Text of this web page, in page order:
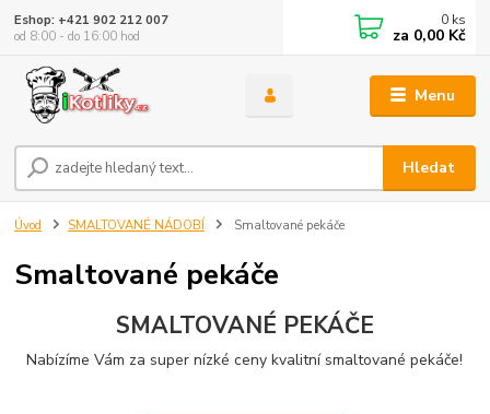
Menu
Hledat
Eshop: +421 902 212 007
od 8:00 - do 16:00 hod
0 ks
za 0,00 Kč
Úvod SMALTOVANÉ NÁDOBÍ Smaltované pekáče
Smaltované pekáče
SMALTOVANÉ PEKÁČE
Nabízíme Vám za super nízké ceny kvalitní smaltované pekáče!